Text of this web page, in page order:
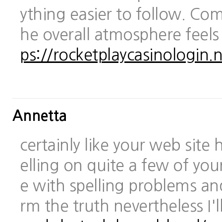
ything easier to follow.
he overall atmosphere
ps://
Annetta
certainly like your web site
elling on quite a few of
e with spelling problems
rm the truth nevertheless